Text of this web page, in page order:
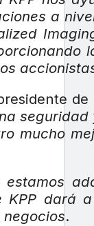
a
mucho
estamos
dará
.